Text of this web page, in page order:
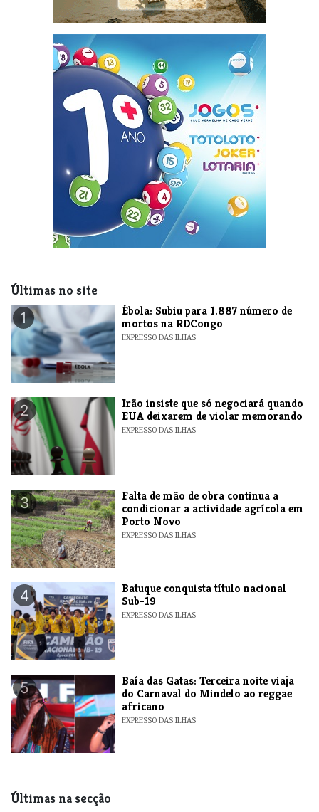
Últimas no site
1
​Ébola: Subiu para 1.887 número de
mortos na RDCongo
EXPRESSO DAS ILHAS
2
​Irão insiste que só negociará quando
EUA deixarem de violar memorando
EXPRESSO DAS ILHAS
3
Falta de mão de obra continua a
condicionar a actividade agrícola em
Porto Novo
EXPRESSO DAS ILHAS
4
​Batuque conquista título nacional
Sub-19
EXPRESSO DAS ILHAS
5
Baía das Gatas: Terceira noite viaja
do Carnaval do Mindelo ao reggae
africano
EXPRESSO DAS ILHAS
Últimas na secção